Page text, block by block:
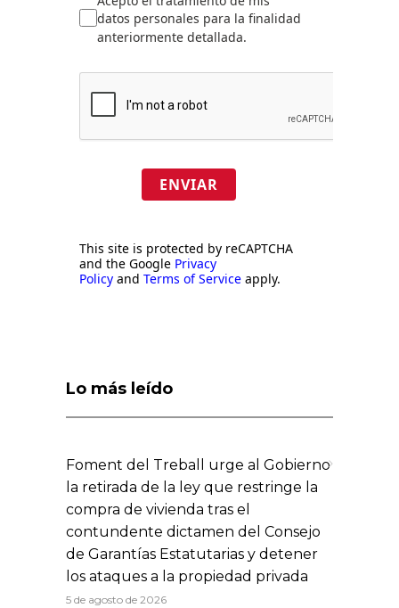
datos personales para la finalidad
anteriormente detallada.
ENVIAR
This site is protected by reCAPTCHA
and the Google Privacy
Policy and Terms of Service apply.
Lo más leído
Foment del Treball urge al Gobierno
la retirada de la ley que restringe la
compra de vivienda tras el
contundente dictamen del Consejo
de Garantías Estatutarias y detener
los ataques a la propiedad privada
5 de agosto de 2026